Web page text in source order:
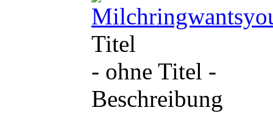
Titel
- ohne Titel -
Beschreibung